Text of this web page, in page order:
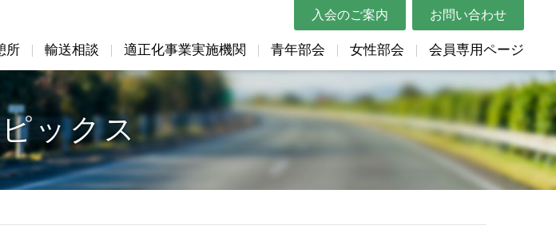
入会のご案内 お問い合わせ
図および組織図
内
ご案内
会員企業リンク
関係省団体リンク
都道府県トラック協会リンク
マスコットキャラクター紹介
所 輸送相談 適正化事業実施機関
適正化事業実施機関
概要
帳票類
教育資料
Gマーク関連
Gマーク関連（表彰関係）
巡回指導結果の統計
青年部会 女性部会 会員専用ページ
会員専用ページ
講習会・セミナー
助成金情報
各種申込用紙
表彰申請用紙
貸出DVD
ックス